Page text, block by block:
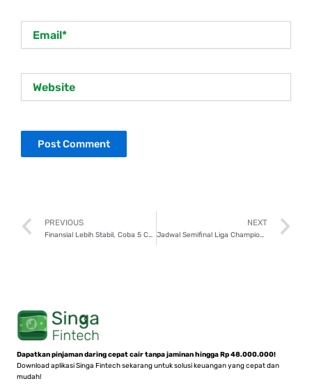
Prev
PREVIOUS
Finansial Lebih Stabil, Coba 5 Cara Mudah Bangun Passive Income!
NEXT
Jadwal Semifinal Liga Champions 2025, Dukung Tim Favoritmu!
Dapatkan pinjaman daring cepat cair tanpa jaminan hingga Rp 48.000.000!
Download aplikasi Singa Fintech sekarang untuk solusi keuangan yang cepat dan
mudah!